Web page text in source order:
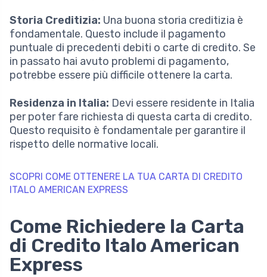
Storia Creditizia: Una buona storia creditizia è
fondamentale. Questo include il pagamento
puntuale di precedenti debiti o carte di credito. Se
in passato hai avuto problemi di pagamento,
potrebbe essere più difficile ottenere la carta.
Residenza in Italia: Devi essere residente in Italia
per poter fare richiesta di questa carta di credito.
Questo requisito è fondamentale per garantire il
rispetto delle normative locali.
SCOPRI COME OTTENERE LA TUA CARTA DI CREDITO
ITALO AMERICAN EXPRESS
Come Richiedere la Carta
di Credito Italo American
Express